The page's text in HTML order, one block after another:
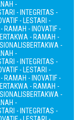
-
- INTEGRITAS -
- LESTARI -
RAMAH - INOVATIF -
- RAMAH -
BERTAKWA -
-
- INTEGRITAS -
- LESTARI -
RAMAH - INOVATIF -
- RAMAH -
BERTAKWA -
-
- INTEGRITAS -